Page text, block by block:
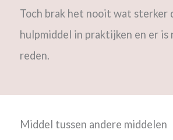
Toch brak het nooit wat sterker
hulpmiddel in praktijken en er is
reden.
Middel tussen andere middelen